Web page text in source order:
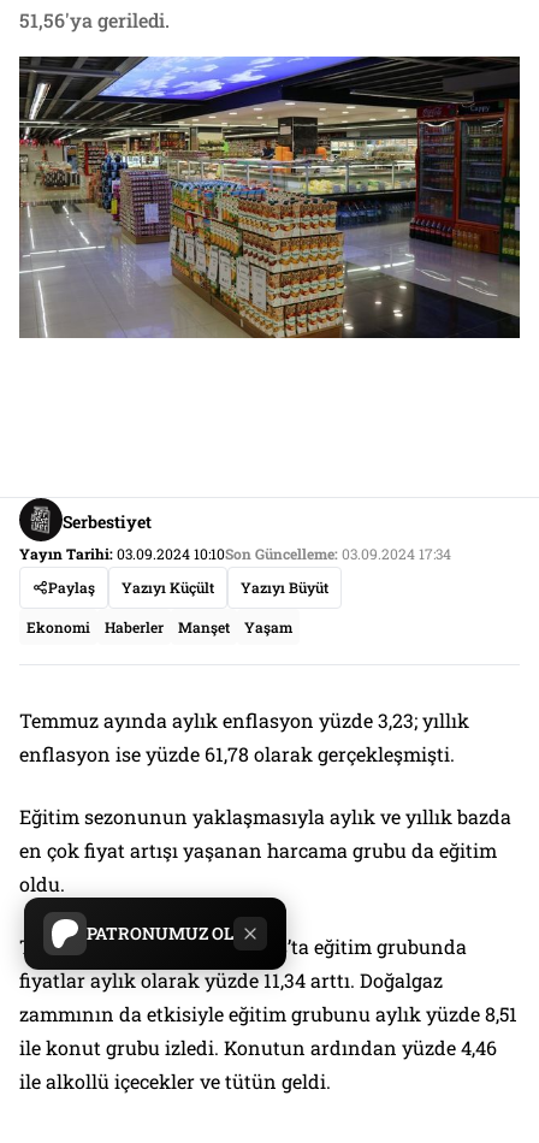
PATRONUMUZ OL
51,56'ya geriledi.
Serbestiyet
Yayın Tarihi:03.09.2024 10:10Son Güncelleme:03.09.2024 17:34
Paylaş
Yazıyı Küçült Yazıyı Büyüt
Ekonomi Haberler Manşet Yaşam
Temmuz ayında aylık enflasyon yüzde 3,23; yıllık
enflasyon ise yüzde 61,78 olarak gerçekleşmişti.
Eğitim sezonunun yaklaşmasıyla aylık ve yıllık bazda
en çok fiyat artışı yaşanan harcama grubu da eğitim
oldu.
TÜİK verilerine göre, Ağustos’ta eğitim grubunda
fiyatlar aylık olarak yüzde 11,34 arttı. Doğalgaz
zammının da etkisiyle eğitim grubunu aylık yüzde 8,51
ile konut grubu izledi. Konutun ardından yüzde 4,46
ile alkollü içecekler ve tütün geldi.